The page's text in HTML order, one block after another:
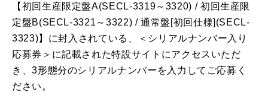
【初回生産限定盤A(SECL-3319～3320) / 初回生産限
定盤B(SECL-3321～3322) / 通常盤[初回仕様](SECL-
3323)】に封入されている、＜シリアルナンバー入り
応募券＞に記載された特設サイトにアクセスいただ
き、3形態分のシリアルナンバーを入力してご応募く
ださい。